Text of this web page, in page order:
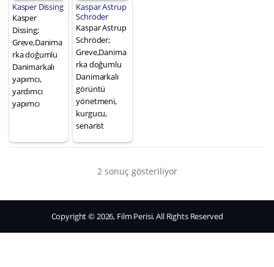
Kasper Dissing
Kasper
Dissing;
Greve,Danima
rka doğumlu
Danimarkalı
yapımcı,
yardımcı
yapımcı
Kaspar Astrup
Schröder
Kaspar Astrup
Schröder;
Greve,Danima
rka doğumlu
Danimarkalı
görüntü
yönetmeni,
kurgucu,
senarist
2 sonuç gösteriliyor
Copyright © 2026, Film Perisi. All Rights Reserved